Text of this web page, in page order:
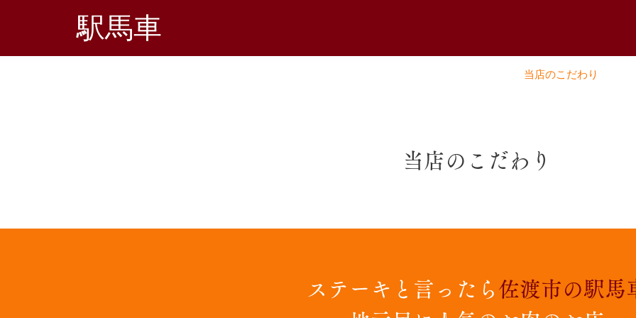
駅馬車
当店のこだわり
当店のこだわり
ステーキと言ったら 佐渡市の駅馬